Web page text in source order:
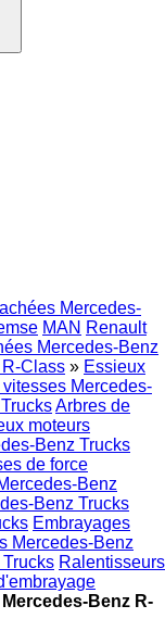
Mercedes-
MAN Renault
Mercedes-Benz
Class » Essieux
Mercedes-
Arbres de
moteurs
Benz Trucks
de force
Benz
Benz Trucks
Embrayages
Mercedes-Benz
Ralentisseurs
Benz R-